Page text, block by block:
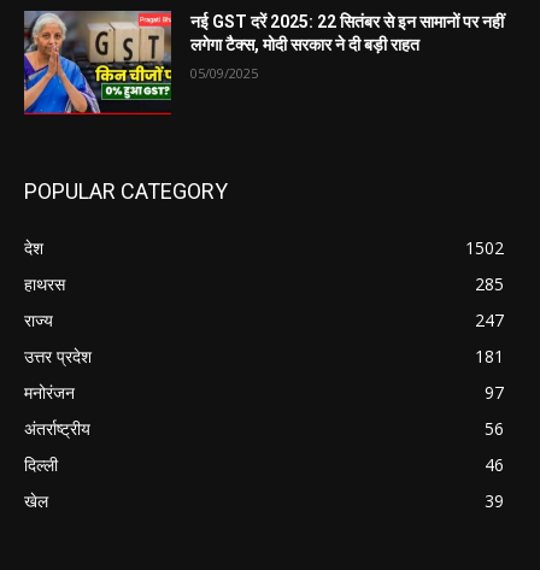
नई GST दरें 2025: 22 सितंबर से इन सामानों पर नहीं
लगेगा टैक्स, मोदी सरकार ने दी बड़ी राहत
05/09/2025
POPULAR CATEGORY
देश
1502
हाथरस
285
राज्य
247
उत्तर प्रदेश
181
मनोरंजन
97
अंतर्राष्ट्रीय
56
दिल्ली
46
खेल
39